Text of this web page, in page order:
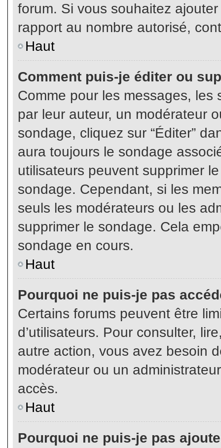
forum. Si vous souhaitez
rapport au nombre autorisé,
Haut
Comment puis-je éditer ou
Comme pour les messages,
par leur auteur, un modérateur
sondage, cliquez sur “Éditer”
aura toujours le sondage
utilisateurs peuvent supprimer
sondage. Cependant, si les
seuls les modérateurs ou les
supprimer le sondage. Cela
sondage en cours.
Haut
Pourquoi ne puis-je pas
Certains forums peuvent être
d’utilisateurs. Pour consulter,
autre action, vous avez besoin
modérateur ou un
accès.
Haut
Pourquoi ne puis-je pas